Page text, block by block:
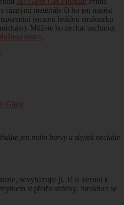
různými materiály či ho jen nanést
jemnou lesklou strukturku
Můžete ho nechat uschnout
pistoli.
Glaze
jen málo barvy a zbytek necháte
nevyhazujte ji. Já si vezmu k
si přetřu stránky. Struktura se